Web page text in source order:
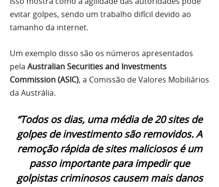
evitar golpes, sendo um trabalho difícil devido ao
tamanho da internet.
Um exemplo disso são os números apresentados
pela Australian Securities and Investments
Commission (ASIC), a Comissão de Valores Mobiliários
da Austrália.
“Todos os dias, uma média de 20 sites de
golpes de investimento são removidos. A
remoção rápida de sites maliciosos é um
passo importante para impedir que
golpistas criminosos causem mais danos